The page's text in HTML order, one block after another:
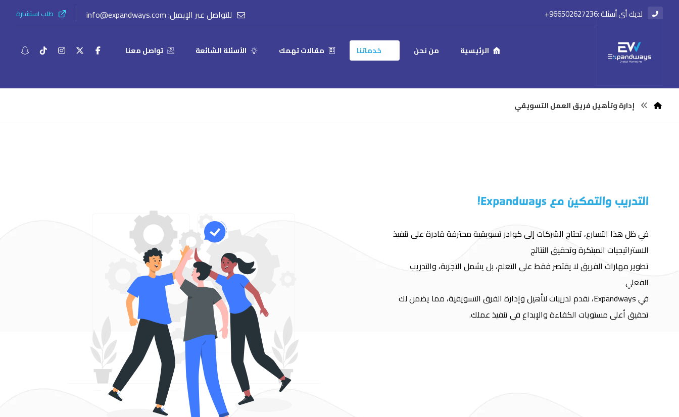
لديك أي أسئلة :966502627236⁩+ طلب استشارة للتواصل عبر الإيميل: info@expandways.com
الرئيسية من نحن خدماتنا مقالات تهمك الأسئلة الشائعة تواصل معنا
إدارة وتأهيل فريق العمل التسويقي
التدريب والتمكين مع Expandways!
في ظل هذا التسارع، تحتاج الشركات إلى كوادر تسويقية محترفة قادرة على تنفيذ
الاستراتيجيات المبتكرة وتحقيق النتائج
تطوير مهارات الفريق لا يقتصر فقط على التعلم، بل يشمل التجربة، والتدريب
الفعلي
في Expandways، نقدم تدريبات لتأهيل وإدارة الفرق التسويقية، مما يضمن لك
تحقيق أعلى مستويات الكفاءة والإبداع في تنفيذ عملك.